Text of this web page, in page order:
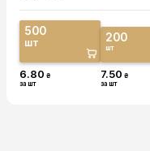
500
шт
6.80 ₴
за шт
200
шт
7.50 ₴
за шт